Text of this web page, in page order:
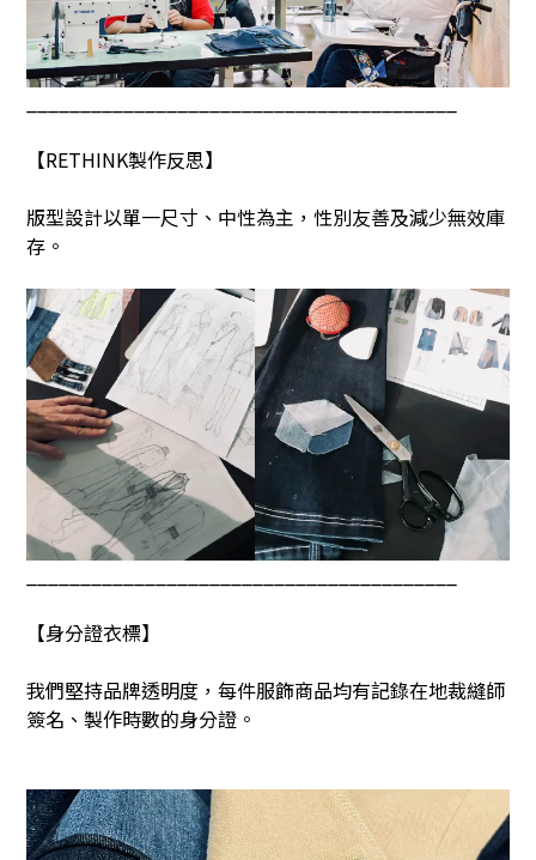
【RETHINK製作反思】
版型設計以單一尺寸、中性為主，性別友善及減少無效庫
存。
【身分證衣標】
我們堅持品牌透明度，每件服飾商品均有記錄在地裁縫師
簽名、製作時數的身分證。